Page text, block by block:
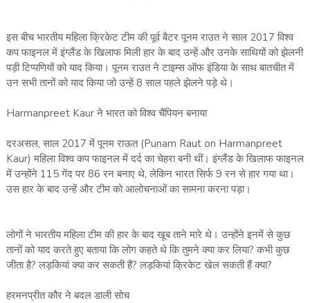
इस बीच भारतीय महिला क्रिकेट टीम की पूर्व बैटर पूनम राउत ने साल 2017 विश्व
कप फाइनल में इंग्लैंड के खिलाफ मिली हार के बाद उन्हें और उनके साथियों को झेलनी
पड़ी टिप्पणियों को याद किया। पूनम राउत ने टाइम्स ऑफ इंडिया के साथ बातचीत में
उन सभी तानों को याद किया जो उन्हें 8 साल पहले झेलने पड़े थे।
Harmanpreet Kaur ने भारत को विश्व चैंपियन बनाया
दरअसल, साल 2017 में पूनम राऊत (Punam Raut on Harmanpreet
Kaur) महिला विश्व कप फाइनल में दर्द का चेहरा बनी थीं। इंग्लैंड के खिलाफ फाइनल
में उन्होंने 115 गेंद पर 86 रन बनाए थे, लेकिन भारत सिर्फ 9 रन से हार गया था।
उस हार के बाद उन्हें और टीम को आलोचनाओं का सामना करना पड़ा।
लोगों ने भारतीय महिला टीम की हार के बाद खूब ताने मारे थे। उन्होंने इनमें से कुछ
तानों को याद करते हुए बताया कि लोग कहते थे कि तुमने क्या कर लिया? कभी कुछ
जीता है? लड़कियां क्या कर सकती हैं? लड़कियां क्रिकेट खेल सकती हैं क्या?
हरमनप्रीत कौर ने बदल डाली सोच